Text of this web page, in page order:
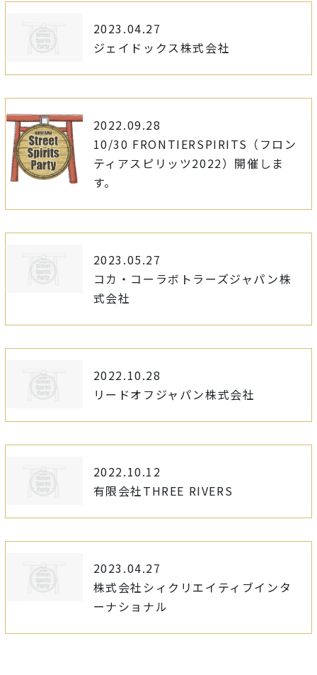
2023.04.27
ジェイドックス株式会社
2022.09.28
10/30 FRONTIERSPIRITS（フロン
ティアスピリッツ2022）開催しま
す。
2023.05.27
コカ・コーラボトラーズジャパン株
式会社
2022.10.28
リードオフジャパン株式会社
2022.10.12
有限会社THREE RIVERS
2023.04.27
株式会社シィクリエイティブインタ
ーナショナル